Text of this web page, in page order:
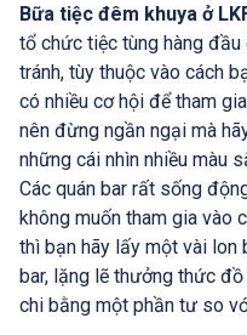
Bữa tiệc đêm khuya ở
tổ chức tiệc tùng hàng
tránh, tùy thuộc vào cách
có nhiều cơ hội để tham
nên đừng ngần ngại mà
những cái nhìn nhiều màu
Các quán bar rất sống
không muốn tham gia vào
thì bạn hãy lấy một vài lon
bar, lặng lẽ thưởng thức
chi bằng một phần tư so